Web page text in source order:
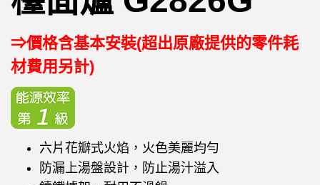
⇒價格含基本安裝(超出原廠提供的零件耗
材費用另計)
六片花瓣式火焰，火色美麗均勻
防漏上湯盤設計，防止湯汁溢入